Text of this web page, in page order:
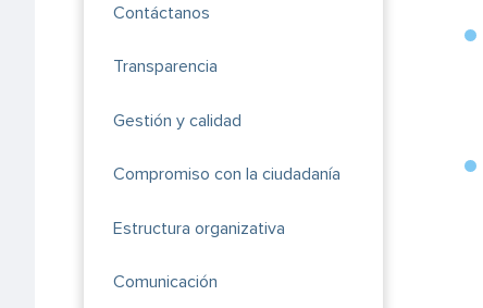
Contáctanos
Transparencia
Gestión y calidad
Compromiso con la ciudadanía
Estructura organizativa
Comunicación